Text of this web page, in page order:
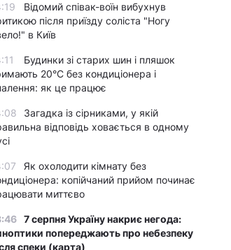
Відомий співак-воїн вибухнув
після приїзду соліста "Ногу
в Київ
Будинки зі старих шин і пляшок
20°C без кондиціонера і
як це працює
Загадка із сірниками, у якій
відповідь ховається в одному
Як охолодити кімнату без
копійчаний прийом починає
миттєво
7 серпня Україну накриє негода:
попереджають про небезпеку
спеки (карта)